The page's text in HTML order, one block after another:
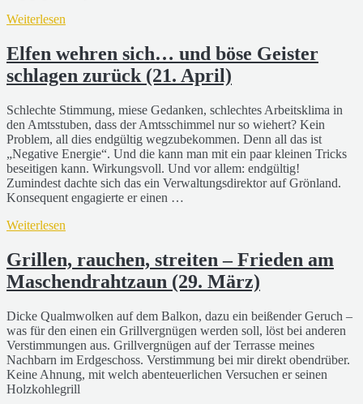
Weiterlesen
Elfen wehren sich… und böse Geister
schlagen zurück (21. April)
Schlechte Stimmung, miese Gedanken, schlechtes Arbeitsklima in
den Amtsstuben, dass der Amtsschimmel nur so wiehert? Kein
Problem, all dies endgültig wegzubekommen. Denn all das ist
„Negative Energie“. Und die kann man mit ein paar kleinen Tricks
beseitigen kann. Wirkungsvoll. Und vor allem: endgültig!
Zumindest dachte sich das ein Verwaltungsdirektor auf Grönland.
Konsequent engagierte er einen …
Weiterlesen
Grillen, rauchen, streiten – Frieden am
Maschendrahtzaun (29. März)
Dicke Qualmwolken auf dem Balkon, dazu ein beißender Geruch –
was für den einen ein Grillvergnügen werden soll, löst bei anderen
Verstimmungen aus. Grillvergnügen auf der Terrasse meines
Nachbarn im Erdgeschoss. Verstimmung bei mir direkt obendrüber.
Keine Ahnung, mit welch abenteuerlichen Versuchen er seinen
Holzkohlegrill